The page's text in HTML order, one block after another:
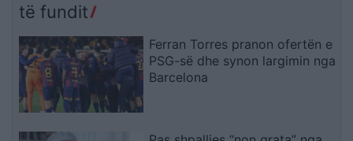
të fundit
Ferran Torres pranon ofertën e
PSG-së dhe synon largimin nga
Barcelona